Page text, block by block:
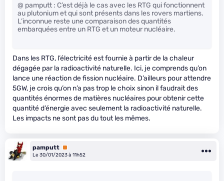
@ pamputt : C’est déjà le cas avec les RTG qui fonctionnent
au plutonium et qui sont présents dans les rovers martiens.
L’inconnue reste une comparaison des quantités
embarquées entre un RTG et un moteur nucléaire.
Dans les RTG, l’électricité est fournie à partir de la chaleur
dégagée par la radioactivité naturelle. Ici, je comprends qu’on
lance une réaction de fission nucléaire. D’ailleurs pour attendre
5GW, je crois qu’on n’a pas trop le choix sinon il faudrait des
quantités énormes de matières nucléaires pour obtenir cette
quantité d’énergie avec seulement la radioactivité naturelle.
Les impacts ne sont pas du tout les mêmes.
pamputt Premium
Le 30/01/2023 à 11h52